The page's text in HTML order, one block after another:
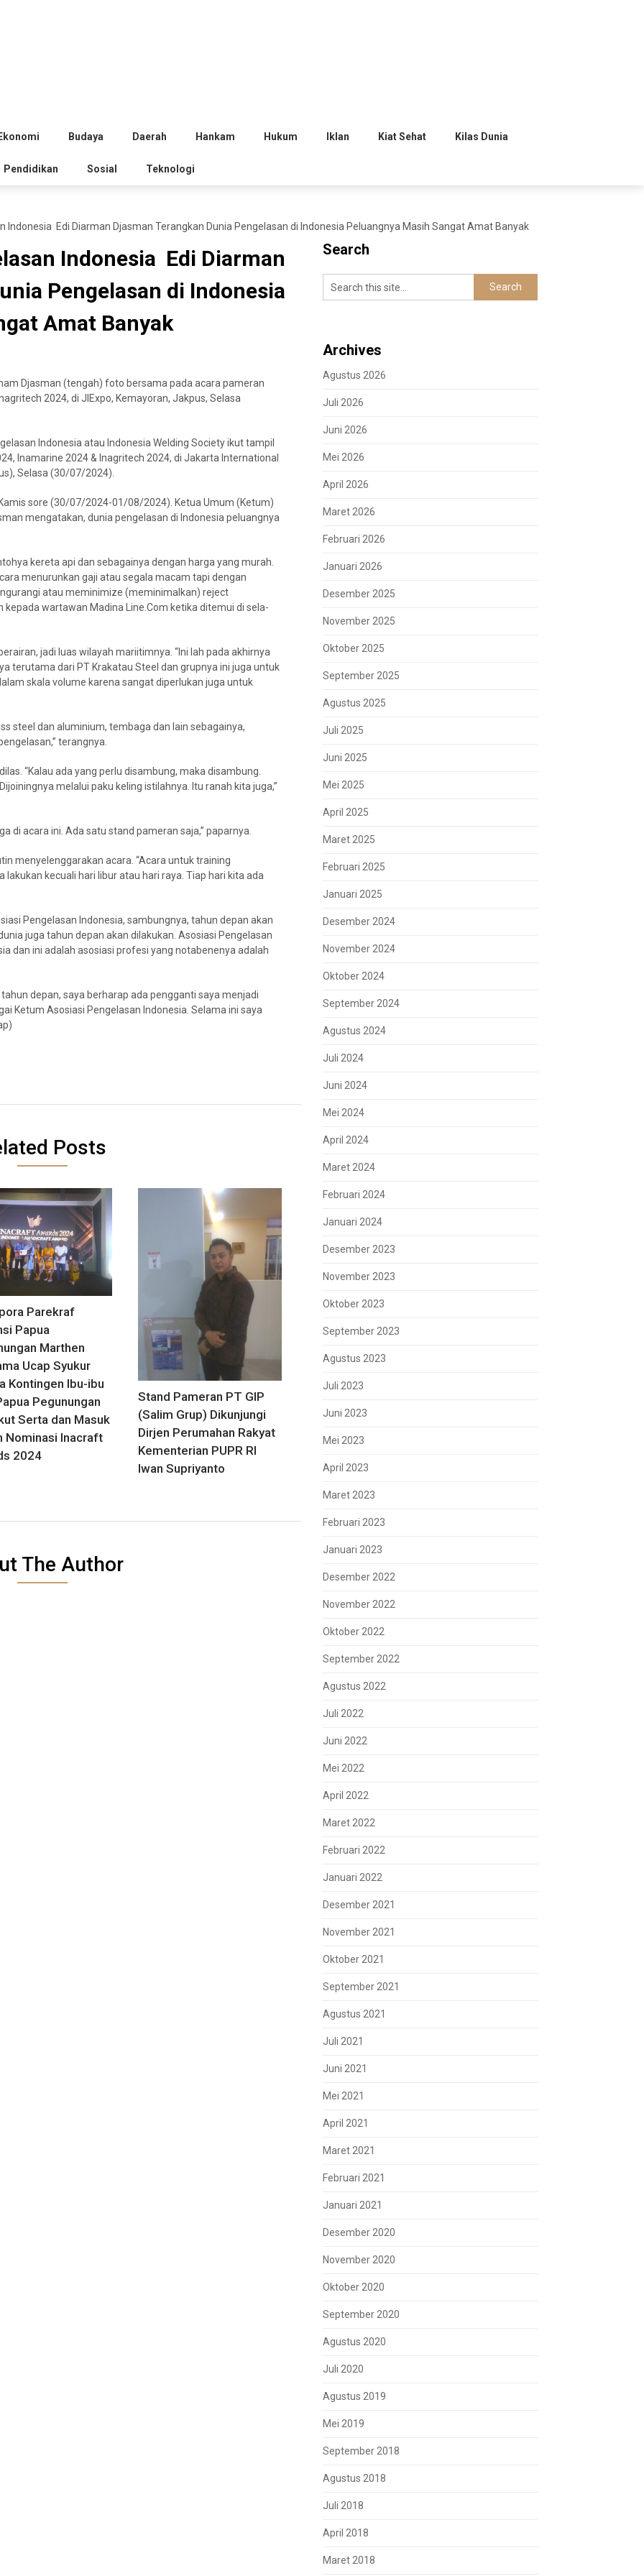
Ekonomi Budaya Daerah Hankam Hukum Iklan Kiat Sehat Kilas Dunia
Pendidikan Sosial Teknologi
Indonesia Edi Diarman Djasman Terangkan Dunia Pengelasan di Indonesia Peluangnya Masih Sangat Amat Banyak
Indonesia Edi Diarman
Pengelasan di Indonesia
Amat Banyak
Djasman (tengah) foto bersama pada acara pameran
2024, di JIExpo, Kemayoran, Jakpus, Selasa
Indonesia atau Indonesia Welding Society ikut tampil
Inamarine 2024 & Inagritech 2024, di Jakarta International
Selasa (30/07/2024).
sore (30/07/2024-01/08/2024). Ketua Umum (Ketum)
mengatakan, dunia pengelasan di Indonesia peluangnya
kereta api dan sebagainya dengan harga yang murah.
menurunkan gaji atau segala macam tapi dengan
atau meminimize (meminimalkan) reject
kepada wartawan Madina Line.Com ketika ditemui di sela-
jadi luas wilayah mariitimnya. “Ini lah pada akhirnya
terutama dari PT Krakatau Steel dan grupnya ini juga untuk
skala volume karena sangat diperlukan juga untuk
steel dan aluminium, tembaga dan lain sebagainya,
terangnya.
“Kalau ada yang perlu disambung, maka disambung.
melalui paku keling istilahnya. Itu ranah kita juga,”
di acara ini. Ada satu stand pameran saja,” paparnya.
menyelenggarakan acara. “Acara untuk training
kecuali hari libur atau hari raya. Tiap hari kita ada
Pengelasan Indonesia, sambungnya, tahun depan akan
juga tahun depan akan dilakukan. Asosiasi Pengelasan
dan ini adalah asosiasi profesi yang notabenenya adalah
depan, saya berharap ada pengganti saya menjadi
Ketum Asosiasi Pengelasan Indonesia. Selama ini saya
Posts
Parekraf
Papua
Marthen
Ucap Syukur
Kontingen Ibu-ibu
Pegunungan
Serta dan Masuk
Nominasi Inacraft
2024
Stand Pameran PT GIP
(Salim Grup) Dikunjungi
Dirjen Perumahan Rakyat
Kementerian PUPR RI
Iwan Supriyanto
The Author
Search
Archives
Agustus 2026
Juli 2026
Juni 2026
Mei 2026
April 2026
Maret 2026
Februari 2026
Januari 2026
Desember 2025
November 2025
Oktober 2025
September 2025
Agustus 2025
Juli 2025
Juni 2025
Mei 2025
April 2025
Maret 2025
Februari 2025
Januari 2025
Desember 2024
November 2024
Oktober 2024
September 2024
Agustus 2024
Juli 2024
Juni 2024
Mei 2024
April 2024
Maret 2024
Februari 2024
Januari 2024
Desember 2023
November 2023
Oktober 2023
September 2023
Agustus 2023
Juli 2023
Juni 2023
Mei 2023
April 2023
Maret 2023
Februari 2023
Januari 2023
Desember 2022
November 2022
Oktober 2022
September 2022
Agustus 2022
Juli 2022
Juni 2022
Mei 2022
April 2022
Maret 2022
Februari 2022
Januari 2022
Desember 2021
November 2021
Oktober 2021
September 2021
Agustus 2021
Juli 2021
Juni 2021
Mei 2021
April 2021
Maret 2021
Februari 2021
Januari 2021
Desember 2020
November 2020
Oktober 2020
September 2020
Agustus 2020
Juli 2020
Agustus 2019
Mei 2019
September 2018
Agustus 2018
Juli 2018
April 2018
Maret 2018